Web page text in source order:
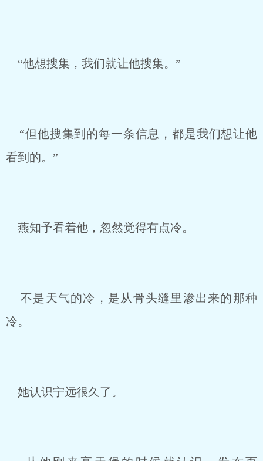
“他想搜集，我们就让他搜集。”
“但他搜集到的每一条信息，都是我们想让他
看到的。”
燕知予看着他，忽然觉得有点冷。
不是天气的冷，是从骨头缝里渗出来的那种
冷。
她认识宁远很久了。